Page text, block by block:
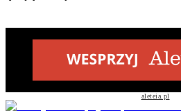
aleteia.pl